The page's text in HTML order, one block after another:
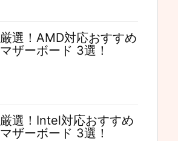
厳選！AMD対応おすすめ
マザーボード 3選！
厳選！Intel対応おすすめ
マザーボード 3選！